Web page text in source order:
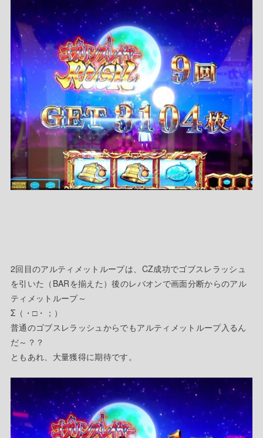
2回目のアルティメットループは、CZ成功でゴブスレラッシュ
を引いた（BARを揃えた）後のレバオンで画面分断からのアル
ティメットループ～
Σ（・□・；）
普通のゴブスレラッシュからでもアルティメットループ入るん
だ～？？
ともあれ、大量獲得に期待です。